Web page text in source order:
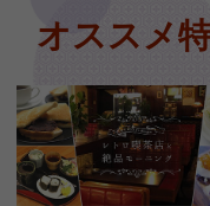
オススメ